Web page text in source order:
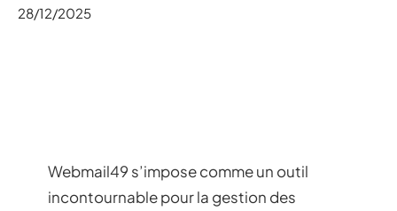
28/12/2025
Webmail49 s’impose comme un outil
incontournable pour la gestion des